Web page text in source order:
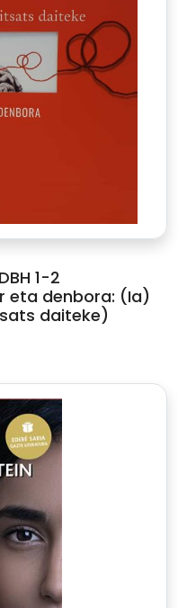
1-2
eta denbora: (Ia)
daiteke)